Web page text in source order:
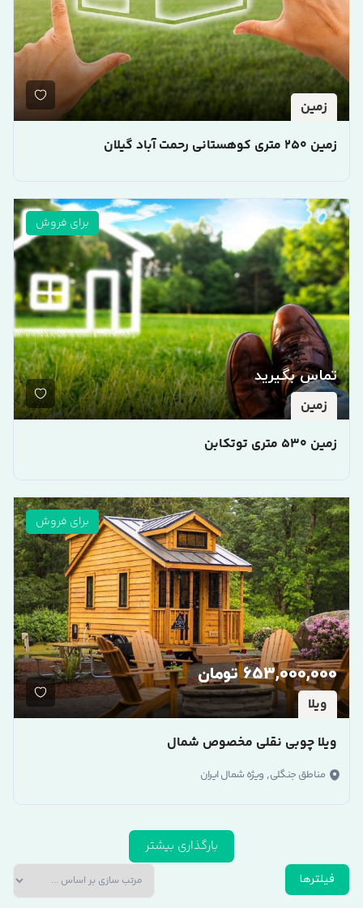
زمین
زمین 250 متری کوهستانی رحمت آباد گیلان
تماس بگیرید
برای فروش
زمین
زمین 530 متری توتکابن
برای فروش
653,000,000 تومان
ویلا
ویلا چوبی نقلی مخصوص شمال
مناطق جنگلی, ویژه شمال ایران
بارگذاری بیشتر
فیلترها